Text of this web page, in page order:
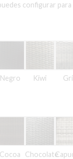
configurar para
Negro Kiwi
Cocoa Chocolate